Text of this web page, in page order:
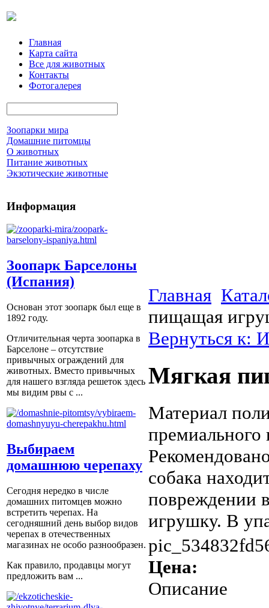
Главная
Карта сайта
Все для животных
Контакты
Фотогалерея
Зоопарки мира
Домашние питомцы
О животных
Питание животных
Экзотические животные
Информация
Зоопарк Барселоны
(Испания)
Основан этот зоопарк был еще в
1892 году.
Отличительная черта зоопарка в
Барселоне – отсутствие
привычных ограждений для
животных. Вместо привычных
для нашего взгляда решеток здесь
мы видим рвы с ...
Выбираем
домашнюю черепаху
Сегодня нередко в числе
домашних питомцев можно
встретить черепах. На
сегодняшний день выбор видов
черепах в отечественных
магазинах не особо разнообразен.
Как правило, продавцы могут
предложить вам ...
Главная
пищащая
Вернуться к:
Мягкая
Материал
премиального
собака
повреждении
игрушку. В
Цена:
Описание